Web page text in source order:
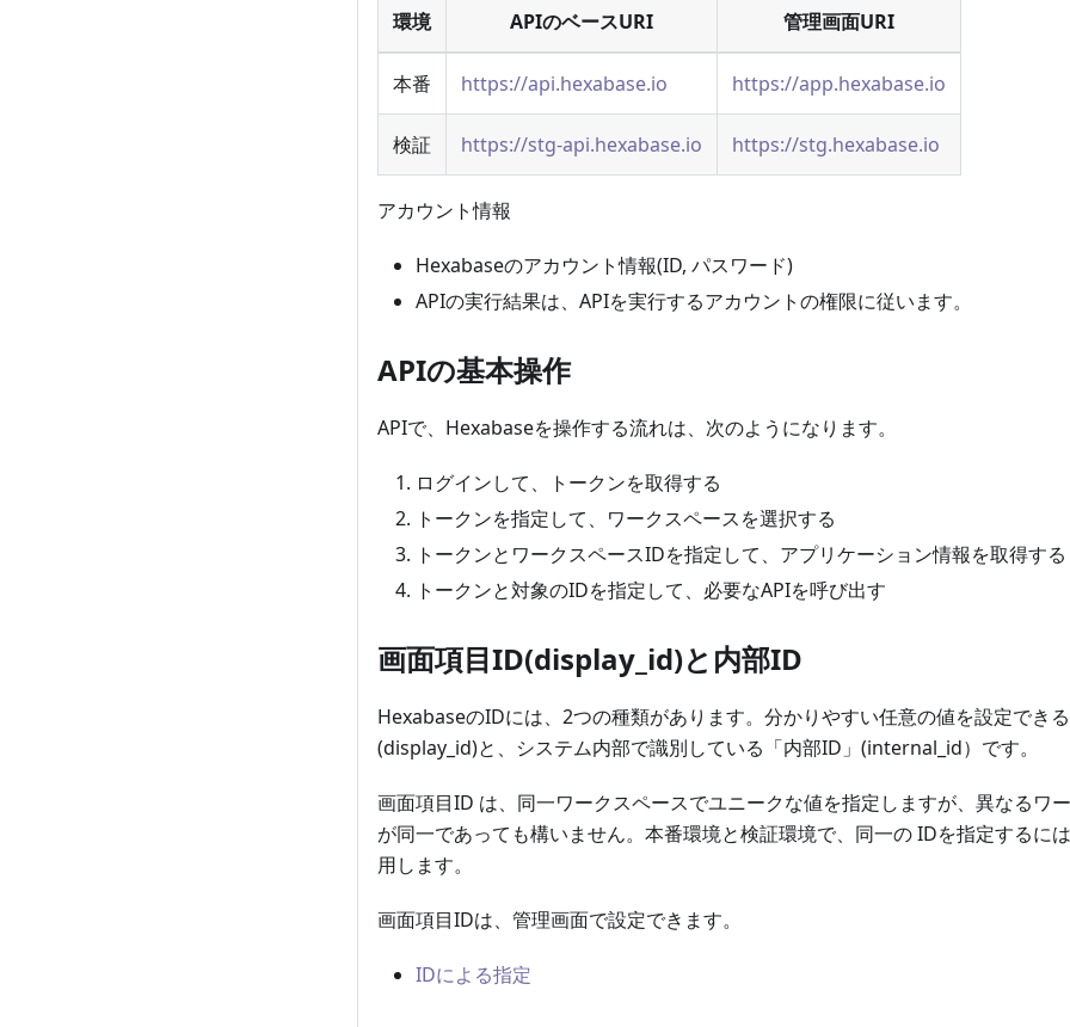
環境 APIのベースURI 管理画面URI
本番 https://api.hexabase.io https://app.hexabase.io
検証 https://stg-api.hexabase.io https://stg.hexabase.io
アカウント情報
Hexabaseのアカウント情報(ID, パスワード)
APIの実行結果は、APIを実行するアカウントの権限に従います。
APIの基本操作
APIで、Hexabaseを操作する流れは、次のようになります。
ログインして、トークンを取得する
トークンを指定して、ワークスペースを選択する
トークンとワークスペースIDを指定して、アプリケーション情報を取得する
トークンと対象のIDを指定して、必要なAPIを呼び出す
画面項目ID(display_id)と内部ID
HexabaseのIDには、2つの種類があります。分かりやすい任意の値を設定でき
(display_id)と、システム内部で識別している「内部ID」(internal_id）です。
画面項目ID は、同一ワークスペースでユニークな値を指定しますが、異なるワ
が同一であっても構いません。本番環境と検証環境で、同一の IDを指定するに
用します。
画面項目IDは、管理画面で設定できます。
IDによる指定